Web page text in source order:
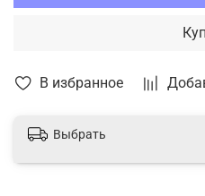
В избранное
Выбрать